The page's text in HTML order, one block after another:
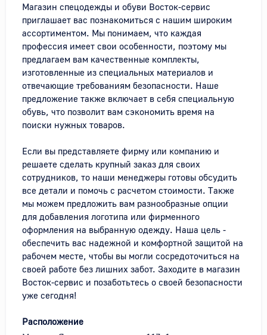
Магазин спецодежды и обуви Восток-сервис
приглашает вас познакомиться с нашим широким
ассортиментом. Мы понимаем, что каждая
профессия имеет свои особенности, поэтому мы
предлагаем вам качественные комплекты,
изготовленные из специальных материалов и
отвечающие требованиям безопасности. Наше
предложение также включает в себя специальную
обувь, что позволит вам сэкономить время на
поиски нужных товаров.
Если вы представляете фирму или компанию и
решаете сделать крупный заказ для своих
сотрудников, то наши менеджеры готовы обсудить
все детали и помочь с расчетом стоимости. Также
мы можем предложить вам разнообразные опции
для добавления логотипа или фирменного
оформления на выбранную одежду. Наша цель -
обеспечить вас надежной и комфортной защитой на
рабочем месте, чтобы вы могли сосредоточиться на
своей работе без лишних забот. Заходите в магазин
Восток-сервис и позаботьтесь о своей безопасности
уже сегодня!
Расположение